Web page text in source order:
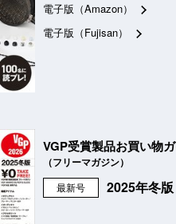
電子版（Amazon）
電子版（Fujisan）
VGP受賞製品お買い物
（フリーマガジン）
最新号 2025年冬